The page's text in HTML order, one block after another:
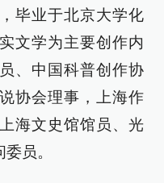
毕业于北京大学化
文学为主要创作内
、中国科普创作协
协会理事，上海作
海文史馆馆员、光
员。